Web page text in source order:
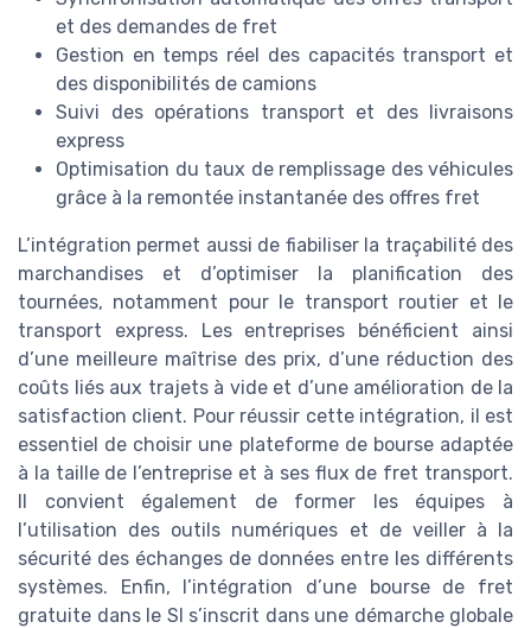
et des demandes de fret
Gestion en temps réel des capacités transport et
des disponibilités de camions
Suivi des opérations transport et des livraisons
express
Optimisation du taux de remplissage des véhicules
grâce à la remontée instantanée des offres fret
L’intégration permet aussi de fiabiliser la traçabilité des
marchandises et d’optimiser la planification des
tournées, notamment pour le transport routier et le
transport express. Les entreprises bénéficient ainsi
d’une meilleure maîtrise des prix, d’une réduction des
coûts liés aux trajets à vide et d’une amélioration de la
satisfaction client. Pour réussir cette intégration, il est
essentiel de choisir une plateforme de bourse adaptée
à la taille de l’entreprise et à ses flux de fret transport.
Il convient également de former les équipes à
l’utilisation des outils numériques et de veiller à la
sécurité des échanges de données entre les différents
systèmes. Enfin, l’intégration d’une bourse de fret
gratuite dans le SI s’inscrit dans une démarche globale